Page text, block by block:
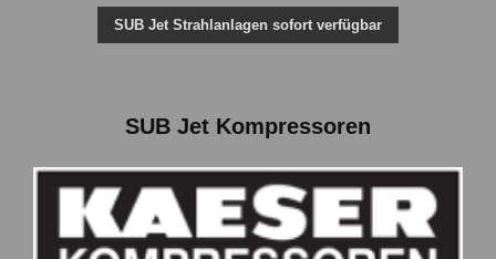
SUB Jet Strahlanlagen sofort verfügbar
SUB Jet Kompressoren